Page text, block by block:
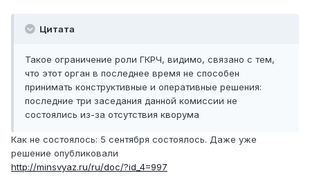
Цитата
Такое ограничение роли ГКРЧ, видимо, связано с тем,
что этот орган в последнее время не способен
принимать конструктивные и оперативные решения:
последние три заседания данной комиссии не
состоялись из-за отсутствия кворума
Как не состоялось: 5 сентября состоялось. Даже уже
решение опубликовали
http://minsvyaz.ru/ru/doc/?id_4=997